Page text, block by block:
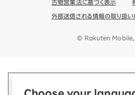
Choose your
古物営業法に基づく表示
外部送信される情報の取り扱い
© Rakuten Mobile,